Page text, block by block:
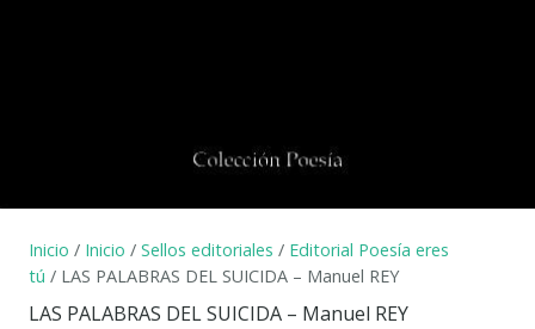
Inicio / Inicio / Sellos editoriales / Editorial Poesía eres
tú / LAS PALABRAS DEL SUICIDA – Manuel REY
LAS PALABRAS DEL SUICIDA – Manuel REY